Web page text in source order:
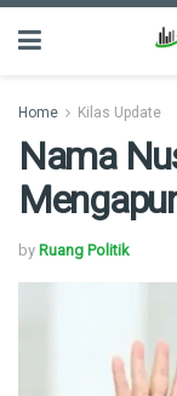
Home Kilas Update
Nama
by Ruang Politik